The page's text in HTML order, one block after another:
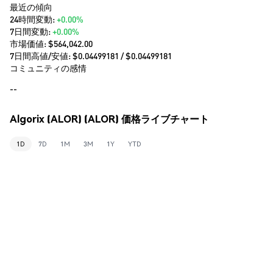
最近の傾向
24時間変動:+0.00%
7日間変動:+0.00%
市場価値:$564,042.00
7日間高値/安値: $0.04499181 / $0.04499181
コミュニティの感情
--
Algorix (ALOR) (ALOR) 価格ライブチャート
1D 7D 1M 3M 1Y YTD